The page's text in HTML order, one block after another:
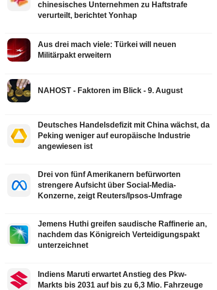
chinesisches Unternehmen zu Haftstrafe
verurteilt, berichtet Yonhap
Aus drei mach viele: Türkei will neuen
Militärpakt erweitern
NAHOST - Faktoren im Blick - 9. August
Deutsches Handelsdefizit mit China wächst, da
Peking weniger auf europäische Industrie
angewiesen ist
Drei von fünf Amerikanern befürworten
strengere Aufsicht über Social-Media-
Konzerne, zeigt Reuters/Ipsos-Umfrage
Jemens Huthi greifen saudische Raffinerie an,
nachdem das Königreich Verteidigungspakt
unterzeichnet
Indiens Maruti erwartet Anstieg des Pkw-
Markts bis 2031 auf bis zu 6,3 Mio. Fahrzeuge